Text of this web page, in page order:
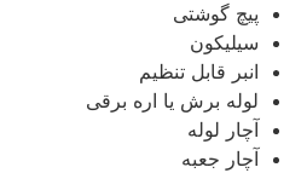
پیچ گوشتی
سیلیکون
انبر قابل تنظیم
لوله برش یا اره برقی
آچار لوله
آچار جعبه